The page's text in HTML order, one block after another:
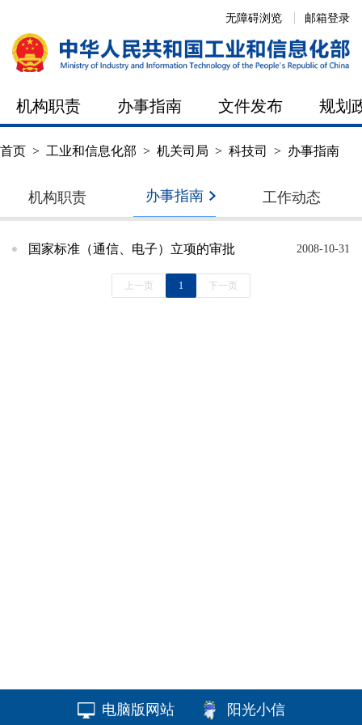
邮箱登录
无障碍浏览
机构职责 办事指南 文件发布 规划
首页 > 工业和信息化部 > 机关司局 > 科技司 > 办事指南
机构职责 办事指南 工作动态
国家标准（通信、电子）立项的审批 2008-10-31
上一页 1 下一页
电脑版网站 阳光小信